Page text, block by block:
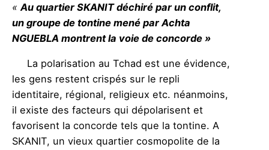
« Au quartier SKANIT déchiré par un conflit,
un groupe de tontine mené par Achta
NGUEBLA montrent la voie de concorde »
La polarisation au Tchad est une évidence,
les gens restent crispés sur le repli
identitaire, régional, religieux etc. néanmoins,
il existe des facteurs qui dépolarisent et
favorisent la concorde tels que la tontine. A
SKANIT, un vieux quartier cosmopolite de la